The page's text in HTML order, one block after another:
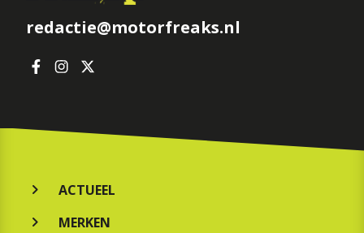
redactie@motorfreaks.nl
ACTUEEL
MERKEN